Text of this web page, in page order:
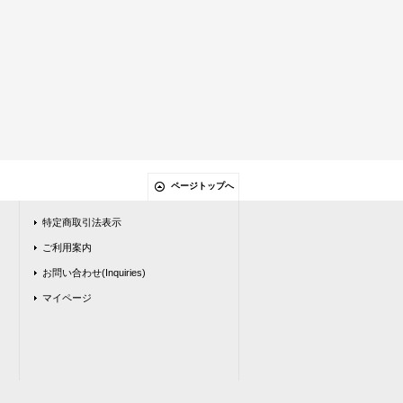
ページトップへ
特定商取引法表示
ご利用案内
お問い合わせ(Inquiries)
マイページ